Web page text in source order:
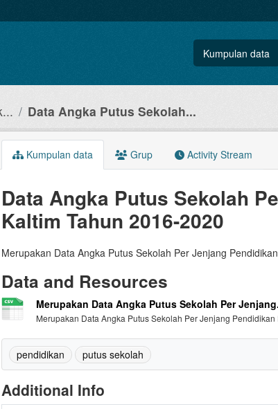
Kumpulan data
Data Angka Putus Sekolah...
Kumpulan data Grup Activity Stream
Data Angka Putus Sekolah
Kaltim Tahun 2016-2020
Merupakan Data Angka Putus Sekolah Per Jenjang
Data and Resources
Merupakan Data Angka Putus Sekolah Per
Merupakan Data Angka Putus Sekolah Per Jenjang Pendidikan
pendidikan putus sekolah
Additional Info